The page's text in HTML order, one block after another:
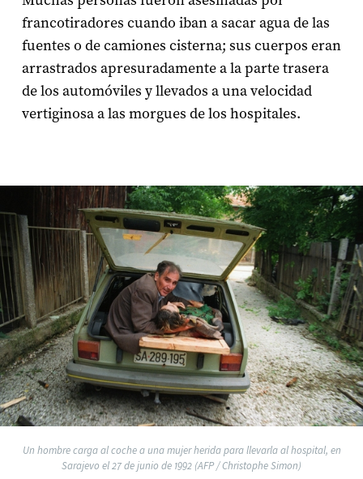
francotiradores cuando iban a sacar agua de las
fuentes o de camiones cisterna; sus cuerpos eran
arrastrados apresuradamente a la parte trasera
de los automóviles y llevados a una velocidad
vertiginosa a las morgues de los hospitales.
Un hombre carga al coche a una mujer herida para llevarla al hospital, en
Sarajevo el 27 de junio de 1992 (AFP / Christophe Simon)